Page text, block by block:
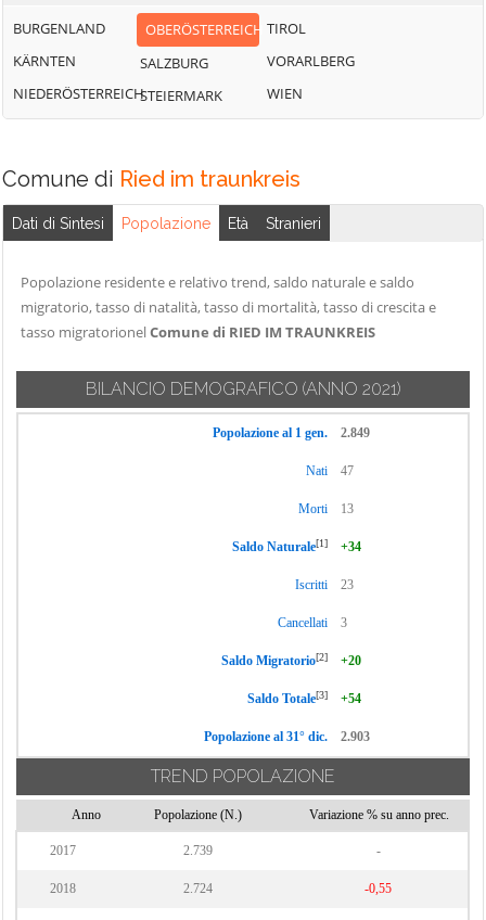
BURGENLAND
KÄRNTEN
NIEDERÖSTERREICH
OBERÖSTERREICH
SALZBURG
STEIERMARK
TIROL
VORARLBERG
WIEN
Comune di Ried im traunkreis
Dati di Sintesi Popolazione Età Stranieri
Popolazione residente e relativo trend, saldo naturale e saldo
migratorio, tasso di natalità, tasso di mortalità, tasso di crescita e
tasso migratorionelComune di RIED IM TRAUNKREIS
BILANCIO DEMOGRAFICO (ANNO 2021)
Popolazione al 1 gen. 2.849
Nati 47
Morti 13
Saldo Naturale[1] +34
Iscritti 23
Cancellati 3
Saldo Migratorio[2] +20
Saldo Totale[3] +54
Popolazione al 31° dic. 2.903
TREND POPOLAZIONE
Anno Popolazione (N.) Variazione % su anno prec.
2017 2.739 -
2018 2.724 -0,55